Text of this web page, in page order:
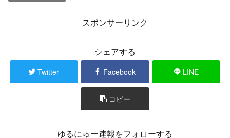
スポンサーリンク
シェアする
Twitter Facebook LINE
コピー
ゆるにゅー速報をフォローする